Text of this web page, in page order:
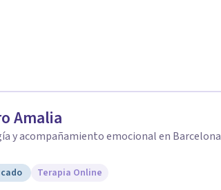
Amalia
y acompañamiento emocional en Barcelona
Terapia Online